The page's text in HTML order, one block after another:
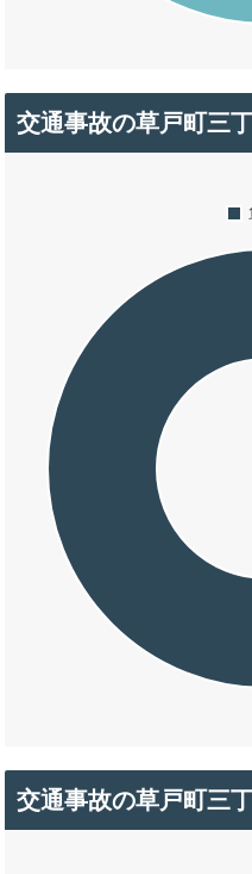
交通事故の草戸町三
交通事故の草戸町三